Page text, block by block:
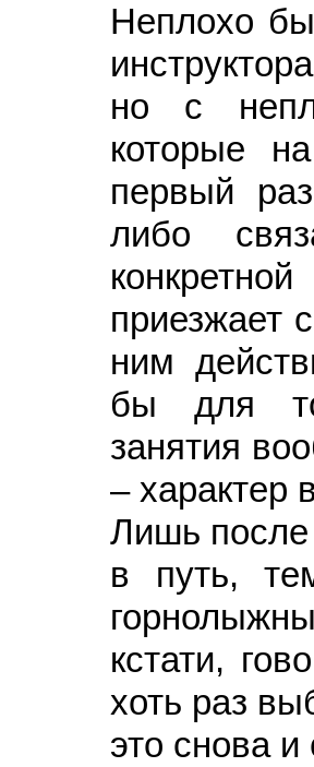
Неплохо
но с
которые
первый
либо
приезжает
ним
бы для
занятия
– характер
Лишь после
в путь,
кстати,
хоть раз
это снова и